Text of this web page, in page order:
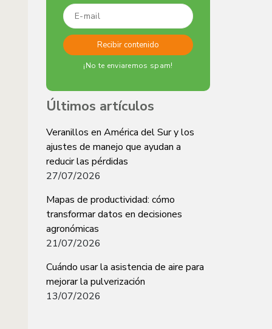
¡No te enviaremos spam!
Últimos artículos
Veranillos en América del Sur y los
ajustes de manejo que ayudan a
reducir las pérdidas
27/07/2026
Mapas de productividad: cómo
transformar datos en decisiones
agronómicas
21/07/2026
Cuándo usar la asistencia de aire para
mejorar la pulverización
13/07/2026